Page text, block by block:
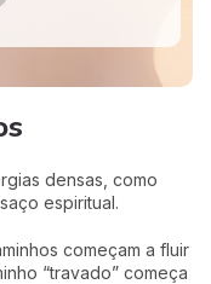
densas, como
espiritual.
começam a fluir
“travado” começa